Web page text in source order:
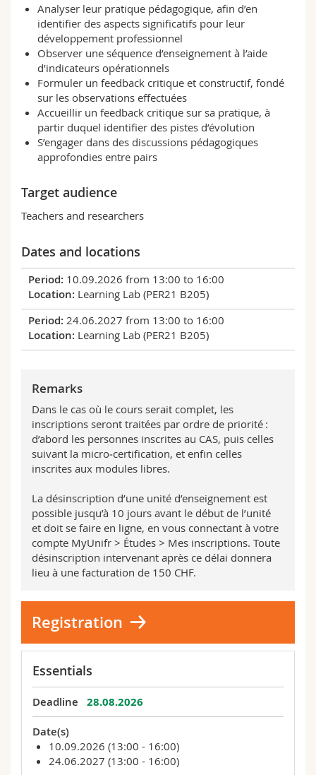
Analyser leur pratique pédagogique, afin d’en
identifier des aspects significatifs pour leur
développement professionnel
Observer une séquence d’enseignement à l’aide
d’indicateurs opérationnels
Formuler un feedback critique et constructif, fondé
sur les observations effectuées
Accueillir un feedback critique sur sa pratique, à
partir duquel identifier des pistes d’évolution
S’engager dans des discussions pédagogiques
approfondies entre pairs
Target audience
Teachers and researchers
Dates and locations
10.09.2026 from 13:00 to 16:00
Learning Lab (PER21 B205)
24.06.2027 from 13:00 to 16:00
Learning Lab (PER21 B205)
Remarks
Dans le cas où le cours serait complet, les
inscriptions seront traitées par ordre de priorité :
d’abord les personnes inscrites au CAS, puis celles
suivant la micro‑certification, et enfin celles
inscrites aux modules libres.
La désinscription d’une unité d’enseignement est
possible jusqu’à 10 jours avant le début de l’unité
et doit se faire en ligne, en vous connectant à votre
compte MyUnifr > Études > Mes inscriptions. Toute
désinscription intervenant après ce délai donnera
lieu à une facturation de 150 CHF.
Registration
Essentials
Deadline
28.08.2026
Date(s)
10.09.2026 (13:00 - 16:00)
24.06.2027 (13:00 - 16:00)